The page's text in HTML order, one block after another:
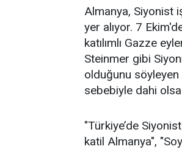
Almanya, Siyonist
yer alıyor. 7
katılımlı Gazze
Steinmer gibi
olduğunu
sebebiyle dahi
"Türkiye’de
katil Almanya",